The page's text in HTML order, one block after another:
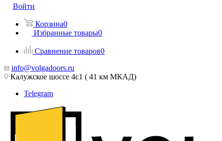
Войти
Корзина0
Избранные товары0
Сравнение товаров0
info@volgadoors.ru
Калужское шоссе 4с1 ( 41 км МКАД)
Telegram